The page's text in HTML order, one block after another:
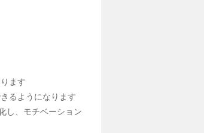
ます
るようになります
し、モチベーション